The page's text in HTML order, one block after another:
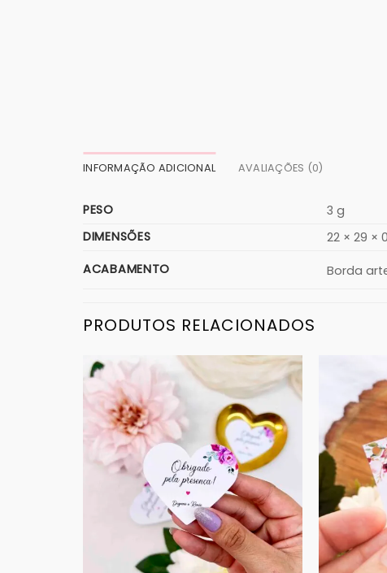
INFORMAÇÃO ADICIONAL AVALIAÇÕES (0)
PESO
3 g
DIMENSÕES
22 × 29 ×
ACABAMENTO
Borda
PRODUTOS RELACIONADOS